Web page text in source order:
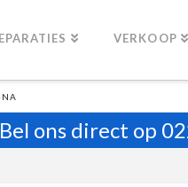
VERKOOP
Bel ons direct op